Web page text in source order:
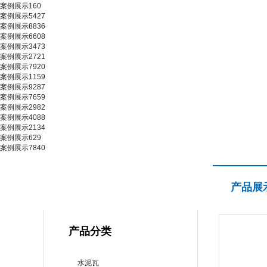
案例展示160
案例展示5427
案例展示8836
案例展示6608
案例展示3473
案例展示2721
案例展示7920
案例展示1159
案例展示9287
案例展示7659
案例展示2982
案例展示4088
案例展示2134
案例展示629
案例展示7840
产品分类
水泥瓦
产品展